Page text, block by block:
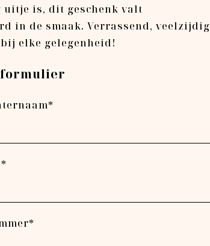
uitje is, dit geschenk valt
in de smaak. Verrassend, veelzijdig
elke gelegenheid!